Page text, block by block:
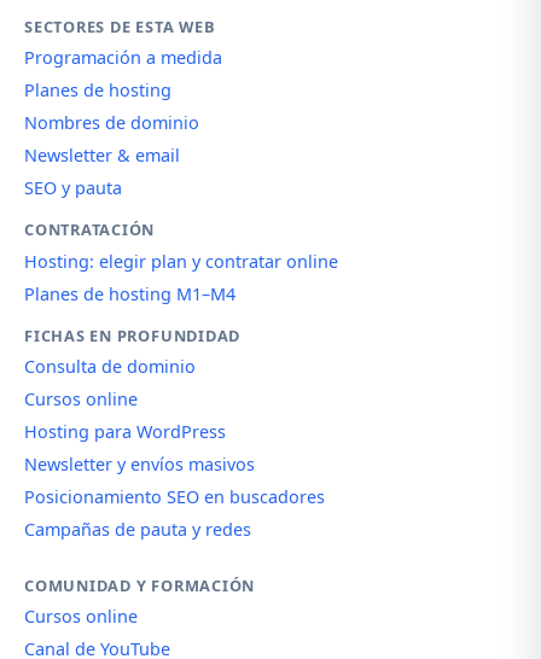
SECTORES DE ESTA WEB
Programación a medida
Planes de hosting
Nombres de dominio
Newsletter & email
SEO y pauta
CONTRATACIÓN
Hosting: elegir plan y contratar online
Planes de hosting M1–M4
FICHAS EN PROFUNDIDAD
Consulta de dominio
Cursos online
Hosting para WordPress
Newsletter y envíos masivos
Posicionamiento SEO en buscadores
Campañas de pauta y redes
COMUNIDAD Y FORMACIÓN
Cursos online
Canal de YouTube